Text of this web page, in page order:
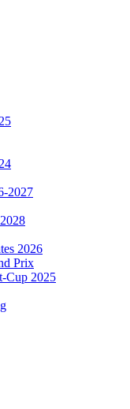
2027
2026
Prix
Cup 2025